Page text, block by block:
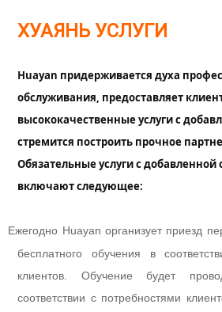
ХУАЯНЬ УСЛУГИ
Huayan придерживается духа
обслуживания, предоставляет
высококачественные услуги с
стремится построить прочное
Обязательные услуги с добавленной
включают следующее:
Ежегодно Huayan организует приезд
бесплатного обучения в
клиентов. Обучение будет
соответствии с потребностями